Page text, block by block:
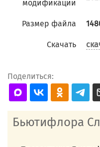
модификации
Размер файла
Cкачать
Поделиться:
Бьютифлора